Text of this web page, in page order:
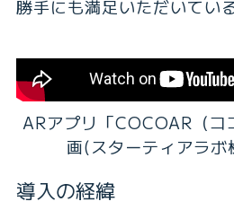
勝手にも満足いただいてい
ARアプリ「COCOAR（コ
画(スターティアラボ
導入の経緯